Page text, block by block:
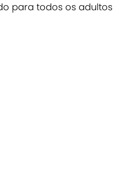
para todos os adultos